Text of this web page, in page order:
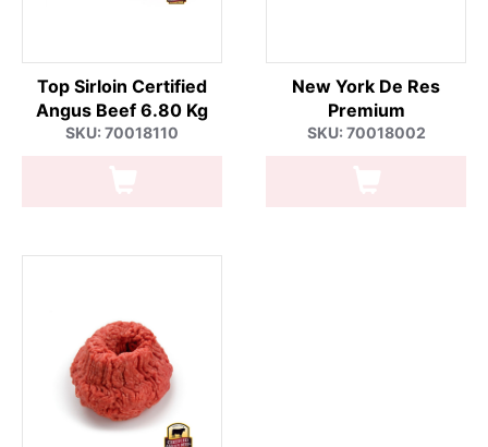
Top Sirloin Certified
Angus Beef 6.80 Kg
SKU: 70018110
New York De Res
Premium
SKU: 70018002